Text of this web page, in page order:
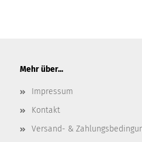
Mehr über...
Impressum
Kontakt
Versand- &